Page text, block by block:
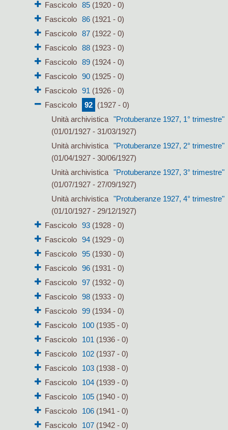
Fascicolo
85(1920 - 0)
Fascicolo
86(1921 - 0)
Fascicolo
87(1922 - 0)
Fascicolo
88(1923 - 0)
Fascicolo
89(1924 - 0)
Fascicolo
90(1925 - 0)
Fascicolo
91 (1926 - 0)
Fascicolo
92
(1927 - 0)
Unità archivistica "Protuberanze 1927, 1° trimestre"
(01/01/1927 - 31/03/1927)
Unità archivistica "Protuberanze 1927, 2° trimestre"
(01/04/1927 - 30/06/1927)
Unità archivistica "Protuberanze 1927, 3° trimestre"
(01/07/1927 - 27/09/1927)
Unità archivistica "Protuberanze 1927, 4° trimestre"
(01/10/1927 - 29/12/1927)
Fascicolo
93(1928 - 0)
Fascicolo
94(1929 - 0)
Fascicolo
95(1930 - 0)
Fascicolo
96(1931 - 0)
Fascicolo
97(1932 - 0)
Fascicolo
98(1933 - 0)
Fascicolo
99(1934 - 0)
Fascicolo
100(1935 - 0)
Fascicolo
101 (1936 - 0)
Fascicolo
102(1937 - 0)
Fascicolo
103(1938 - 0)
Fascicolo
104(1939 - 0)
Fascicolo
105(1940 - 0)
Fascicolo
106(1941 - 0)
Fascicolo
107(1942 - 0)